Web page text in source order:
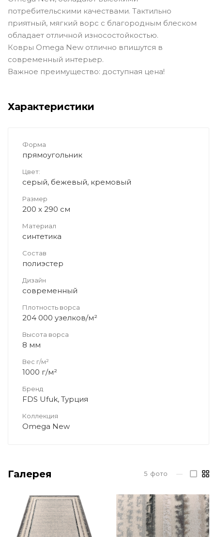
потребительскими качествами. Тактильно
приятный, мягкий ворс с благородным блеском
обладает отличной износостойкостью.
Ковры Omega New отлично впишутся в
современный интерьер.
Важное преимущество: доступная цена!
Характеристики
Форма
прямоугольник
Цвет:
серый, бежевый, кремовый
Размер
200 x 290 см
Материал
синтетика
Состав
полиэстер
Дизайн
современный
Плотность ворса
204 000 узелков/м²
Высота ворса
8 мм
Вес г/м²
1000 г/м²
Бренд
FDS Ufuk, Турция
Коллекция
Omega New
Галерея 5 фото —